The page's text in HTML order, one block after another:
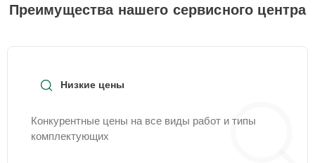
Преимущества нашего сервисного центра
Низкие цены
Конкурентные цены на все виды работ и типы
комплектующих